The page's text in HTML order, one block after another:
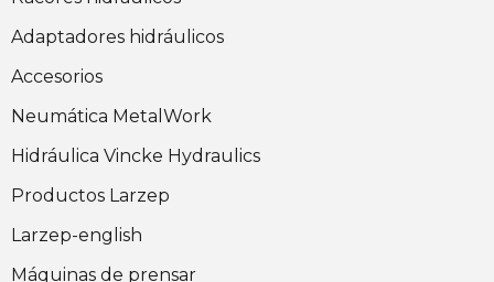
Adaptadores hidráulicos
Accesorios
Neumática MetalWork
Hidráulica Vincke Hydraulics
Productos Larzep
Larzep-english
Máquinas de prensar